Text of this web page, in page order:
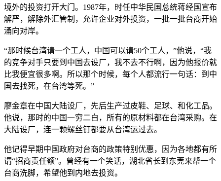
境外的投资打开大门。1987年，时任中华民国总统蒋经国宣布
解严，解除外汇管制，允许企业对外投资，一批一批台商开始
涌向对岸。
“那时候台湾请一个工人，中国可以请50个工人，”他说，“我
的竞争对手只要到中国去设厂，我不去不行啊，因为他报价就
比我便宜很多啊。所以那个时候，每个人都流行一句话：到中
国去找死，在台湾等死。”
廖金章在中国大陆设厂，先后生产过皮鞋、足球、和化工品。
他说，那时的中国一穷二白，所有的原材料都在台湾采购。在
大陆设厂，连一颗螺丝钉都要从台湾运过去。
他记得早期中国政府对台商的政策特别优惠，因为各地都有所
谓“招商责任额”。曾经有一个笑话，湖北省长到东莞来帮一个
台商洗脚，希望他到内地去投资。